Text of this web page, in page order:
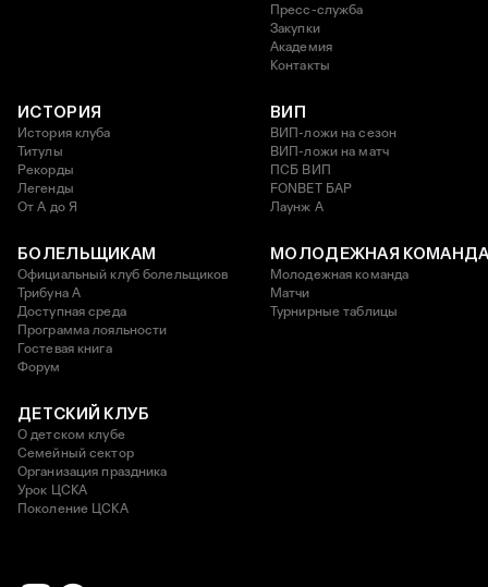
Пресс-служба
Закупки
Академия
Контакты
ИСТОРИЯ
История клуба
Титулы
Рекорды
Легенды
От А до Я
ВИП
ВИП-ложи на сезон
ВИП-ложи на матч
ПСБ ВИП
FONBET БАР
Лаунж A
БОЛЕЛЬЩИКАМ
Официальный клуб болельщиков
Трибуна А
Доступная среда
Программа лояльности
Гостевая книга
Форум
МОЛОДЕЖНАЯ
Молодежная команда
Матчи
Турнирные таблицы
ДЕТСКИЙ КЛУБ
О детском клубе
Семейный сектор
Организация праздника
Урок ЦСКА
Поколение ЦСКА